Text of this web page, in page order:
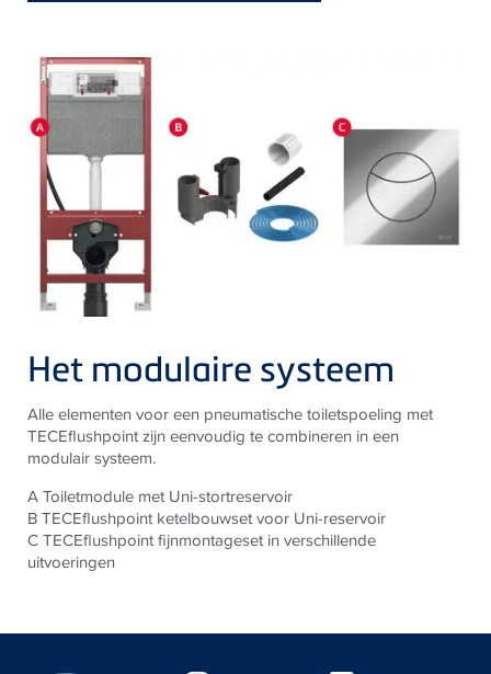
Het modulaire systeem
Alle elementen voor een pneumatische toiletspoeling met
TECEflushpoint zijn eenvoudig te combineren in een
modulair systeem.
A Toiletmodule met Uni-stortreservoir
B TECEflushpoint ketelbouwset voor Uni-reservoir
C TECEflushpoint fijnmontageset in verschillende
uitvoeringen
Floating